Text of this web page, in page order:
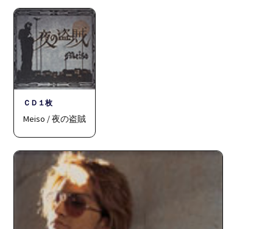
ＣＤ１枚
Meiso / 夜の盗賊